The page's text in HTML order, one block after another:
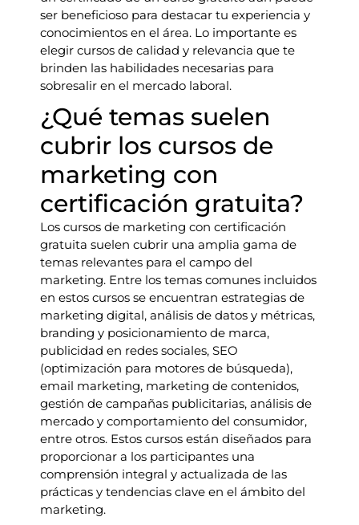
ser beneficioso para destacar tu experiencia y
conocimientos en el área. Lo importante es
elegir cursos de calidad y relevancia que te
brinden las habilidades necesarias para
sobresalir en el mercado laboral.
¿Qué temas suelen
cubrir los cursos de
marketing con
certificación gratuita?
Los cursos de marketing con certificación
gratuita suelen cubrir una amplia gama de
temas relevantes para el campo del
marketing. Entre los temas comunes incluidos
en estos cursos se encuentran estrategias de
marketing digital, análisis de datos y métricas,
branding y posicionamiento de marca,
publicidad en redes sociales, SEO
(optimización para motores de búsqueda),
email marketing, marketing de contenidos,
gestión de campañas publicitarias, análisis de
mercado y comportamiento del consumidor,
entre otros. Estos cursos están diseñados para
proporcionar a los participantes una
comprensión integral y actualizada de las
prácticas y tendencias clave en el ámbito del
marketing.